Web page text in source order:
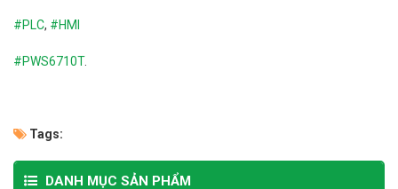
#PLC, #HMI
#PWS6710T.
Tags:
DANH MỤC SẢN PHẨM